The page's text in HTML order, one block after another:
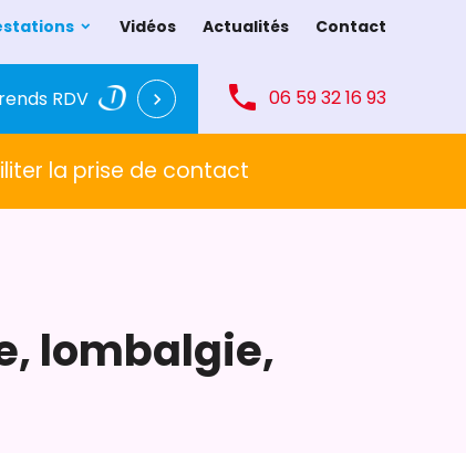
Vidéos Actualités Contact
RDV chevron_right phone 06 59 32 16 93
la prise de contact
lombalgie,